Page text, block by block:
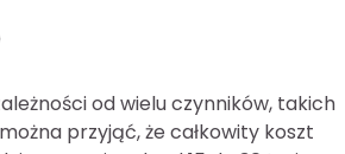
od wielu czynników, takich
przyjąć, że całkowity koszt